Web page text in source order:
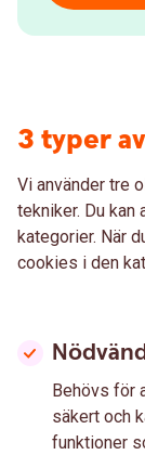
3 typer
Vi använder tre
tekniker. Du
kategorier. När
cookies i den
Behövs för
säkert och
funktioner